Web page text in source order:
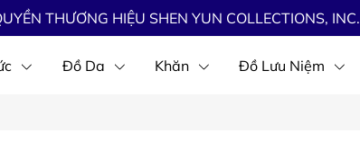
THƯƠNG HIỆU SHEN YUN COLLECTIONS, INC.
Đồ Da Khăn Đồ Lưu Niệm